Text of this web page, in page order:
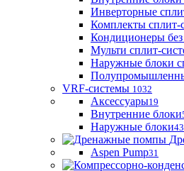
Инверторные
Комплекты сплит-
Кондиционеры без
Мульти сплит-
Наружные блоки
VRF-системы 1032
Аксессуары19
Внутренние блоки
Наружные блоки
Aspen Pump31